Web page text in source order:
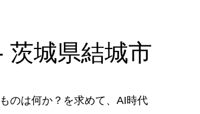
茨城県結城市
のは何か？を求めて、AI時代